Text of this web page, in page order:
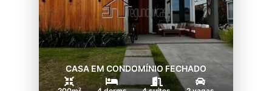
CASA EM CONDOMÍNIO FECHADO